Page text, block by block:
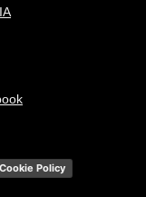
Cookie Policy